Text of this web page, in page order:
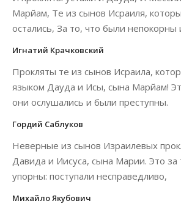
Марйам, Те из сынов Исраиля,
остались, За то, что были непокорны
Игнатий Крачковский
Прокляты те из сынов Исраила,
языком Дауда и Исы, сына Марйам!
они ослушались и были преступны.
Гордий Саблуков
Неверные из сынов Израилевых
Давида и Иисуса, сына Марии. Это за
упорны: поступали несправедливо,
Михайло Якубович